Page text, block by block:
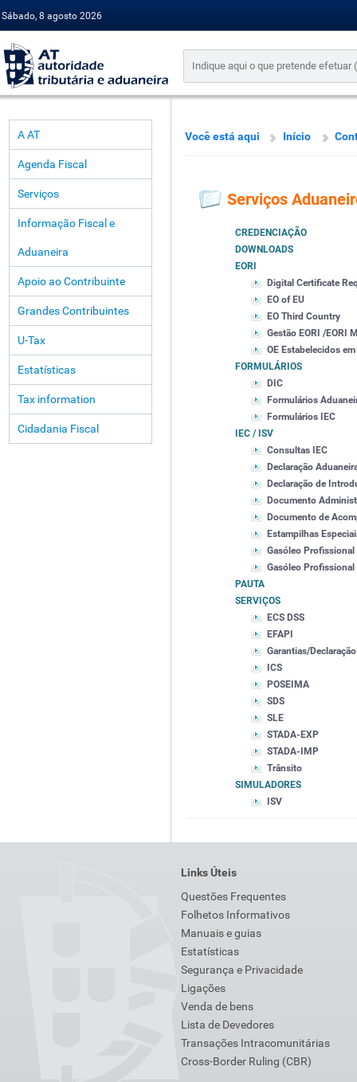
Sábado, 8 agosto 2026
A AT
Agenda Fiscal
Serviços
Informação Fiscal e
Aduaneira
Apoio ao Contribuinte
Grandes Contribuintes
U-Tax
Estatísticas
Tax information
Cidadania Fiscal
Você está aqui Início
Serviços
CREDENCIAÇÃO
DOWNLOADS
EORI
Digital Certificate
EO of EU
EO Third Country
Gestão EORI /EORI
OE Estabelecidos
FORMULÁRIOS
DIC
Formulários
Formulários IEC
IEC / ISV
Consultas IEC
Declaração
Declaração de
Documento
Documento de
Estampilhas
Gasóleo Profissional
Gasóleo Profissional
PAUTA
SERVIÇOS
ECS DSS
EFAPI
Garantias/
ICS
POSEIMA
SDS
SLE
STADA-EXP
STADA-IMP
Trânsito
SIMULADORES
ISV
Links Úteis
Questões Frequentes
Folhetos Informativos
Manuais e guias
Estatísticas
Segurança e Privacidade
Ligações
Venda de bens
Lista de Devedores
Transações Intracomunitárias
Cross-Border Ruling (CBR)